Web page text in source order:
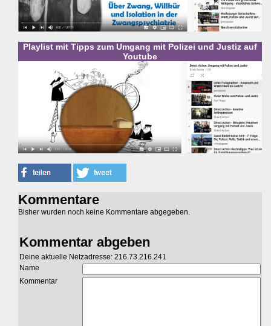
Playlist mit Tipps zum Umgang mit Polizei und Justiz auf
Youtube
Kommentare
Bisher wurden noch keine Kommentare abgegeben.
Kommentar abgeben
Deine aktuelle Netzadresse: 216.73.216.241
Name
Kommentar